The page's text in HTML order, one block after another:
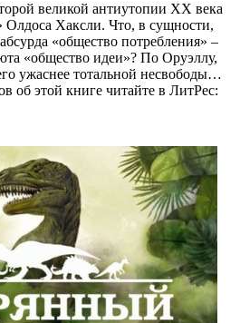
великой антиутопии XX века
Хаксли. Что, в сущности,
«общество потребления» –
«общество идеи»? По Оруэллу,
ужаснее тотальной несвободы…
об этой книге читайте в ЛитРес: